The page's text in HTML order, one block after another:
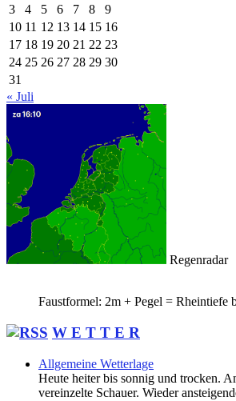
3
4 5 6 7 8
9
10 11 12 13 14 15 16
17 18 19 20 21 22 23
24 25 26 27 28 29 30
31
« Juli
Regenradar
Faustformel: 2m + Pegel = Rheintiefe
W E T T E R
Allgemeine Wetterlage
Heute heiter bis sonnig und trocken.
vereinzelte Schauer. Wieder